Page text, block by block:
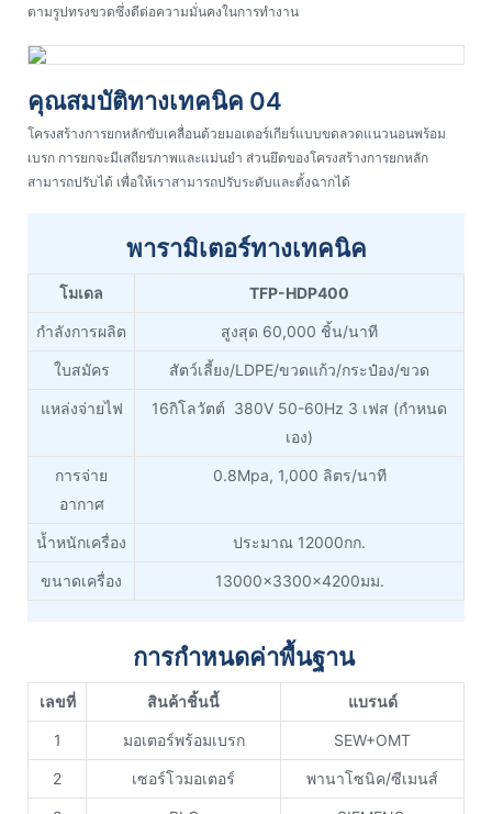
ตามรูปทรงขวดซึ่งดีต่อความมั่นคงในการทำงาน
คุณสมบัติทางเทคนิค 04
โครงสร้างการยกหลักขับเคลื่อนด้วยมอเตอร์เกียร์แบบขดลวดแนวนอนพร้อม
เบรก การยกจะมีเสถียรภาพและแม่นยำ ส่วนยึดของโครงสร้างการยกหลัก
สามารถปรับได้ เพื่อให้เราสามารถปรับระดับและตั้งฉากได้
พารามิเตอร์ทางเทคนิค
โมเดล TFP-HDP400
กำลังการผลิต สูงสุด 60,000 ชิ้น/นาที
ใบสมัคร สัตว์เลี้ยง/LDPE/ขวดแก้ว/กระป๋อง/ขวด
แหล่งจ่ายไฟ
16กิโลวัตต์ 380V 50-60Hz 3 เฟส (กำหนด
เอง)
การจ่าย
อากาศ
0.8Mpa, 1,000 ลิตร/นาที
น้ำหนักเครื่อง ประมาณ 12000กก.
ขนาดเครื่อง 13000x3300x4200มม.
การกำหนดค่าพื้นฐาน
เลขที่ สินค้าชิ้นนี้ แบรนด์
1 มอเตอร์พร้อมเบรก SEW+OMT
2 เซอร์โวมอเตอร์ พานาโซนิค/ซีเมนส์